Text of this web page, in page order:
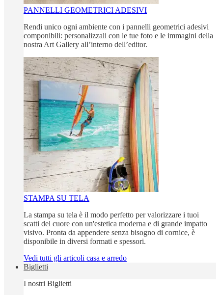
PANNELLI GEOMETRICI ADESIVI
Rendi unico ogni ambiente con i pannelli geometrici adesivi
componibili: personalizzali con le tue foto e le immagini della
nostra Art Gallery all’interno dell’editor.
STAMPA SU TELA
La stampa su tela è il modo perfetto per valorizzare i tuoi
scatti del cuore con un'estetica moderna e di grande impatto
visivo. Pronta da appendere senza bisogno di cornice, è
disponibile in diversi formati e spessori.
Vedi tutti gli articoli casa e arredo
Biglietti
I nostri Biglietti